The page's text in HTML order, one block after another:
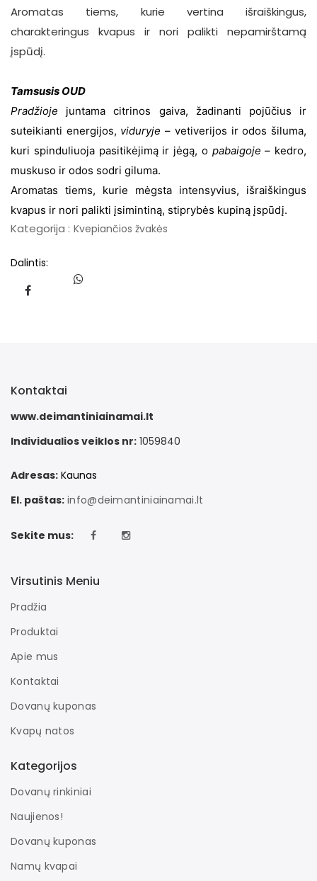
Aromatas tiems, kurie vertina išraiškingus,
charakteringus kvapus ir nori palikti nepamirštamą
įspūdį.
Tamsusis OUD
Pradžioje juntama citrinos gaiva, žadinanti pojūčius ir
suteikianti energijos, viduryje – vetiverijos ir odos šiluma,
kuri spinduliuoja pasitikėjimą ir jėgą, o pabaigoje – kedro,
muskuso ir odos sodri giluma.
Aromatas tiems, kurie mėgsta intensyvius, išraiškingus
kvapus ir nori palikti įsimintiną, stiprybės kupiną įspūdį.
Kategorija : Kvepiančios žvakės
Dalintis:
Kontaktai
www.deimantiniainamai.lt
Individualios veiklos nr: 1059840
Adresas: Kaunas
El. paštas: info@deimantiniainamai.lt
Sekite mus:
Virsutinis Meniu
Pradžia
Produktai
Apie mus
Kontaktai
Dovanų kuponas
Kvapų natos
Kategorijos
Dovanų rinkiniai
Naujienos!
Dovanų kuponas
Namų kvapai